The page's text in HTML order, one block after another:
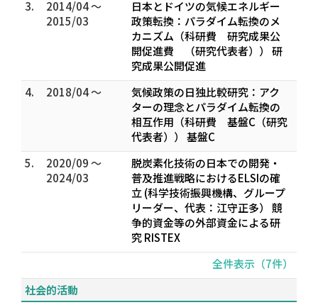
3.
2014/04 ～
2015/03
日本とドイツの気候エネルギー
政策転換：パラダイム転換のメ
カニズム（科研費 研究成果公
開促進費 （研究代表者）） 研
究成果公開促進
4.
2018/04 ～
気候政策の日独比較研究：アク
ターの理念とパラダイム転換の
相互作用（科研費 基盤C（研究
代表者）） 基盤C
5.
2020/09 ～
2024/03
脱炭素化技術の日本での開発・
普及推進戦略におけるELSIの確
立 (科学技術振興機構、グループ
リーダー、代表：江守正多） 競
争的資金等の外部資金による研
究 RISTEX
全件表示（7件）
社会的活動